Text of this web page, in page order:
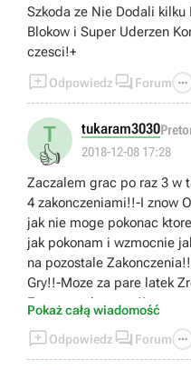
Szkoda ze Nie Dodali
Blokow i Super Uderzen
czesci!+
Odpowiedz  Forum 
T
👍
tukaram3030
2018-12-08 17:28
Zaczalem grac po raz 3 w
4 zakonczeniami!!-I znow
jak nie moge pokonac
jak pokonam i wzmocnie
na pozostale
Gry!!-Moze za pare latek
Fanow czeka na to!!
Pokaż całą wiadomość
Odpowiedz  Forum 